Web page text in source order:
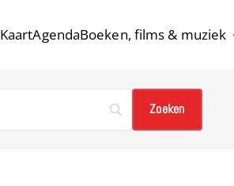
KaartAgendaBoeken, films & muziek